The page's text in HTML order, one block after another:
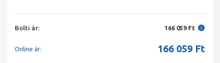
Bolti ár: 166 059 Ft
Online ár: 166 059 Ft